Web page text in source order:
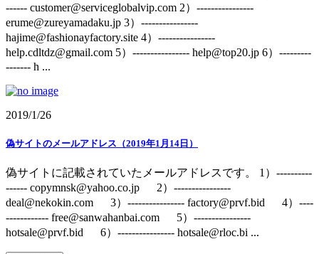
------ customer@serviceglobalvip.com 2）----------------
erume@zureyamadaku.jp 3）----------------
hajime@fashionayfactory.site 4）----------------
help.cdltdz@gmail.com 5）---------------- help@top20.jp 6）---------
------- h ...
2019/1/26
偽サイトのメールアドレス（2019年1月14日）
偽サイトに記載されていたメールアドレスです。 1）----------
------ copymnsk@yahoo.co.jp 2）----------------
deal@nekokin.com 3）---------------- factory@prvf.bid 4）----
------------ free@sanwahanbai.com 5）----------------
hotsale@prvf.bid 6）---------------- hotsale@rloc.bi ...